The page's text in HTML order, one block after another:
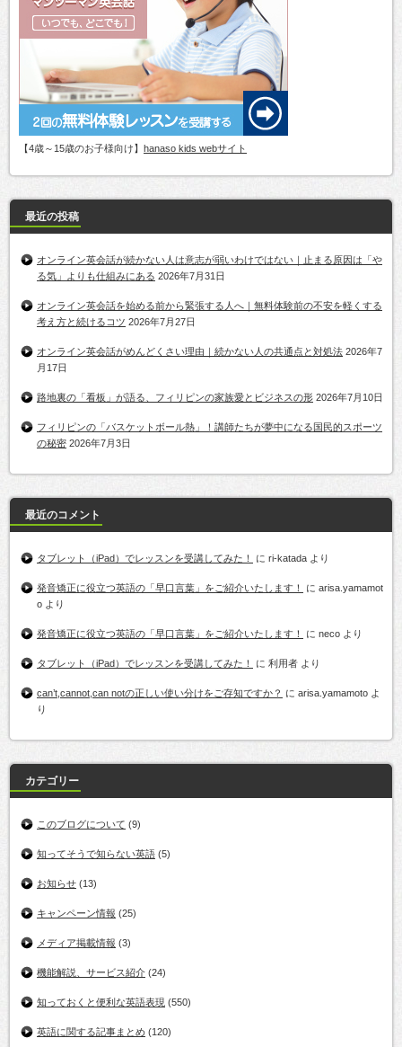
【4歳～15歳のお子様向け】 hanaso kids webサイト
最近の投稿
オンライン英会話が続かない人は意志が弱いわけではない｜止まる原因は「や
る気」よりも仕組みにある 2026年7月31日
オンライン英会話を始める前から緊張する人へ｜無料体験前の不安を軽くする
考え方と続けるコツ 2026年7月27日
オンライン英会話がめんどくさい理由｜続かない人の共通点と対処法 2026年7
月17日
路地裏の「看板」が語る、フィリピンの家族愛とビジネスの形 2026年7月10日
フィリピンの「バスケットボール熱」！講師たちが夢中になる国民的スポーツ
の秘密 2026年7月3日
最近のコメント
タブレット（iPad）でレッスンを受講してみた！ に ri-katada より
発音矯正に役立つ英語の「早口言葉」をご紹介いたします！ に arisa.yamamot
o より
発音矯正に役立つ英語の「早口言葉」をご紹介いたします！ に neco より
タブレット（iPad）でレッスンを受講してみた！ に 利用者 より
can’t,cannot,can notの正しい使い分けをご存知ですか？ に arisa.yamamoto よ
り
カテゴリー
このブログについて (9)
知ってそうで知らない英語 (5)
お知らせ (13)
キャンペーン情報 (25)
メディア掲載情報 (3)
機能解説、サービス紹介 (24)
知っておくと便利な英語表現 (550)
英語に関する記事まとめ (120)